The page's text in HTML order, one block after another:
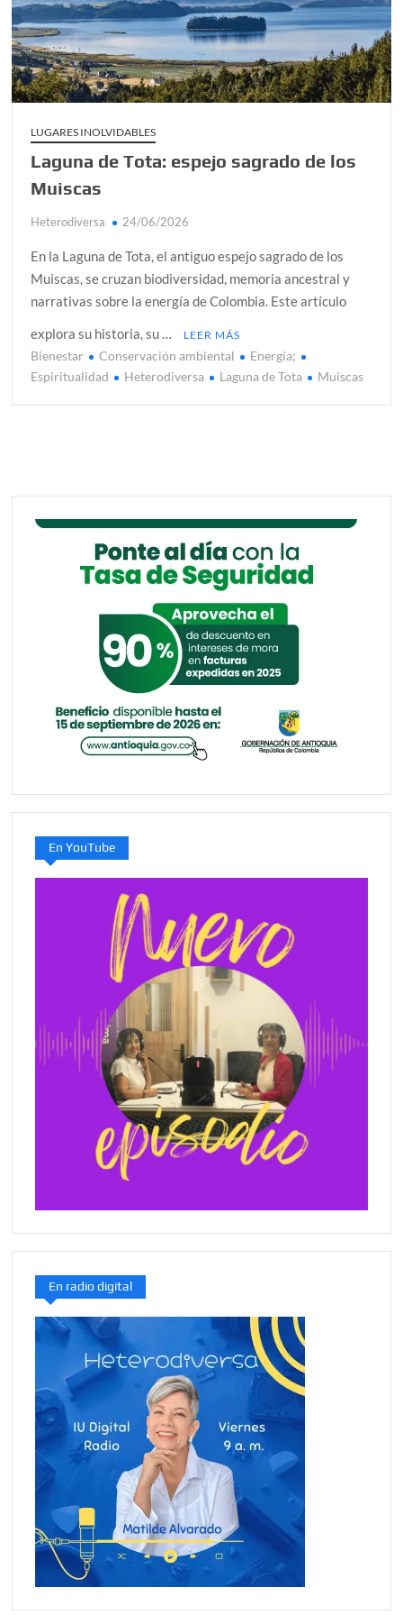
alcanzar
Día de Independencia 2026: de Patria Boba a Colombia
polarizada
¿Podemos comunicarnos con seres de otros planos o
Salud mental digital: cómo frenar la ansiedad que
generan las redes sociales
¿Cómo descubrir esa conexión energética de la sexualidad
sagrada?
LUGARES INOLVIDABLES
Laguna de Tota: espejo sagrado de los
Muiscas
Heterodiversa 24/06/2026
En la Laguna de Tota, el antiguo espejo sagrado de los
Muiscas, se cruzan biodiversidad, memoria ancestral y
narrativas sobre la energía de Colombia. Este artículo
explora su historia, su …
LEER MÁS
Bienestar Conservación ambiental
Energía;
Espiritualidad
Heterodiversa Laguna de Tota Muiscas
En YouTube
En radio digital